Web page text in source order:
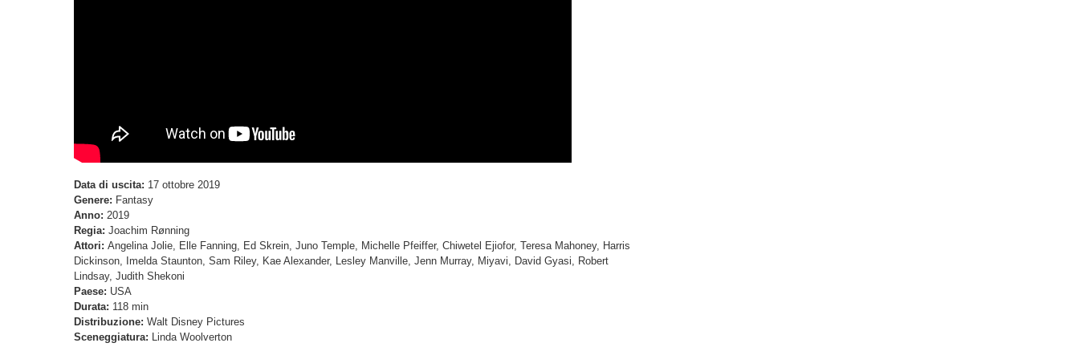
Data di uscita: 17 ottobre 2019
Genere: Fantasy
Anno: 2019
Regia: Joachim Rønning
Attori: Angelina Jolie, Elle Fanning, Ed Skrein, Juno Temple, Michelle Pfeiffer, Chiwetel Ejiofor, Teresa Mahoney, Harris
Dickinson, Imelda Staunton, Sam Riley, Kae Alexander, Lesley Manville, Jenn Murray, Miyavi, David Gyasi, Robert
Lindsay, Judith Shekoni
Paese: USA
Durata: 118 min
Distribuzione: Walt Disney Pictures
Sceneggiatura: Linda Woolverton